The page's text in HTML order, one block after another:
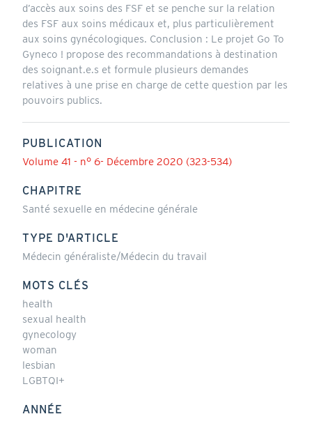
d’accès aux soins des FSF et se penche sur la relation
des FSF aux soins médicaux et, plus particulièrement
aux soins gynécologiques. Conclusion : Le projet Go To
Gyneco ! propose des recommandations à destination
des soignant.e.s et formule plusieurs demandes
relatives à une prise en charge de cette question par les
pouvoirs publics.
PUBLICATION
Volume 41 - n° 6- Décembre 2020 (323-534)
CHAPITRE
Santé sexuelle en médecine générale
TYPE D'ARTICLE
Médecin généraliste/Médecin du travail
MOTS CLÉS
health
sexual health
gynecology
woman
lesbian
LGBTQI+
ANNÉE